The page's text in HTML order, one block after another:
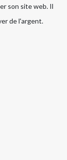
son site web. Il
de l'argent.